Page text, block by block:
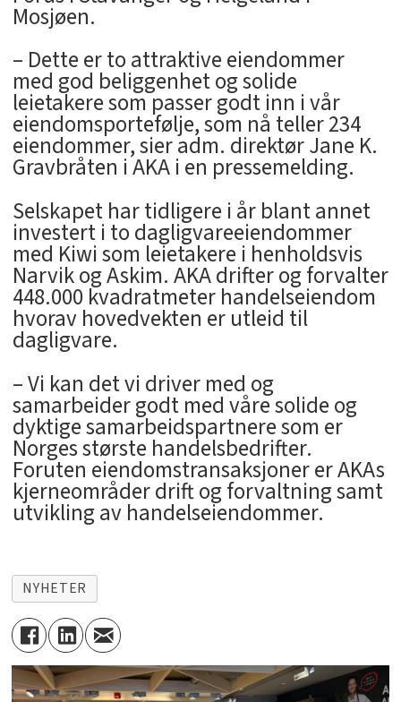
Mosjøen.
– Dette er to attraktive eiendommer
med god beliggenhet og solide
leietakere som passer godt inn i vår
eiendomsportefølje, som nå teller 234
eiendommer, sier adm. direktør Jane K.
Gravbråten i AKA i en pressemelding.
Selskapet har tidligere i år blant annet
investert i to dagligvareeiendommer
med Kiwi som leietakere i henholdsvis
Narvik og Askim. AKA drifter og forvalter
448.000 kvadratmeter handelseiendom
hvorav hovedvekten er utleid til
dagligvare.
– Vi kan det vi driver med og
samarbeider godt med våre solide og
dyktige samarbeidspartnere som er
Norges største handelsbedrifter.
Foruten eiendomstransaksjoner er AKAs
kjerneområder drift og forvaltning samt
utvikling av handelseiendommer.
NYHETER